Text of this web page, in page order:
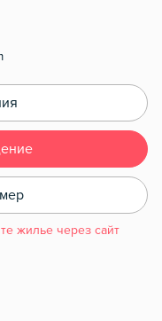
жилье через сайт